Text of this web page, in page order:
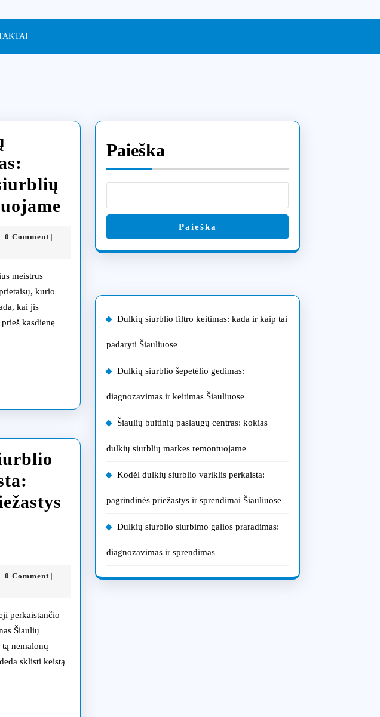
Šiaulių
paslaugų
kokias
dulkių
markes
remontuojame
0 Comment
kurio
kai jis
kasdienę
0 Comment
Šiaulių
nemalonų
sklisti keistą
Paieška
Paieška
Dulkių siurblio filtro keitimas: kada ir kaip tai
padaryti Šiauliuose
Dulkių siurblio šepetėlio gedimas:
diagnozavimas ir keitimas Šiauliuose
Šiaulių buitinių paslaugų centras: kokias
dulkių siurblių markes remontuojame
Kodėl dulkių siurblio variklis perkaista:
pagrindinės priežastys ir sprendimai Šiauliuose
Dulkių siurblio siurbimo galios praradimas:
diagnozavimas ir sprendimas